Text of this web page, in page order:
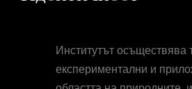
Институтът осъществява
експериментални и